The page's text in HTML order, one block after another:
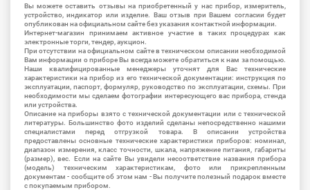
Вы можете оставить отзывы на приобретенный у нас прибор, измеритель,
устройство, индикатор или изделие. Ваш отзыв при Вашем согласии будет
опубликован на официальном сайте без указания контактной информации.
Интернет-магазин принимаем активное участие в таких процедурах как
электронные торги, тендер, аукцион.
При отсутствии на официальном сайте в техническом описании необходимой
Вам информации о приборе Вы всегда можете обратиться к нам за помощью.
Наши квалифицированные менеджеры уточнят для Вас технические
характеристики на прибор из его технической документации: инструкция по
эксплуатации, паспорт, формуляр, руководство по эксплуатации, схемы. При
необходимости мы сделаем фотографии интересующего вас прибора, стенда
или устройства.
Описание на приборы взято с технической документации или с технической
литературы. Большинство фото изделий сделаны непосредственно нашими
специалистами перед отгрузкой товара. В описании устройства
предоставлены основные технические характеристики приборов: номинал,
диапазон измерения, класс точности, шкала, напряжение питания, габариты
(размер), вес. Если на сайте Вы увидели несоответствие названия прибора
(модель) техническим характеристикам, фото или прикрепленным
документам - сообщите об этом нам - Вы получите полезный подарок вместе
с покупаемым прибором.